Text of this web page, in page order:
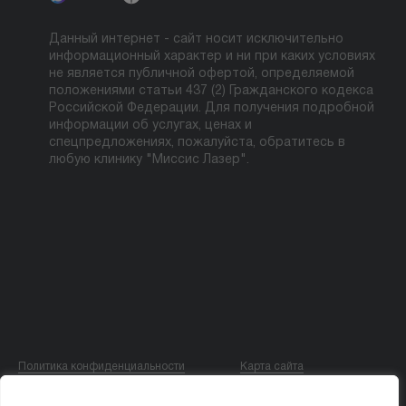
Данный интернет - сайт носит исключительно
информационный характер и ни при каких условиях
не является публичной офертой, определяемой
положениями статьи 437 (2) Гражданского кодекса
Российской Федерации. Для получения подробной
информации об услугах, ценах и
спецпредложениях, пожалуйста, обратитесь в
любую клинику "Миссис Лазер".
Политика конфиденциальности Карта сайта